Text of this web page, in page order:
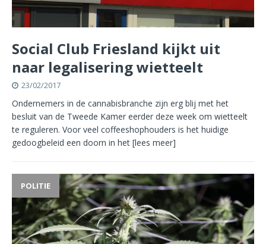
Social Club Friesland kijkt uit
naar legalisering wietteelt
23/02/2017
Ondernemers in de cannabisbranche zijn erg blij met het
besluit van de Tweede Kamer eerder deze week om wietteelt
te reguleren. Voor veel coffeeshophouders is het huidige
gedoogbeleid een doorn in het [lees meer]
POLITIE